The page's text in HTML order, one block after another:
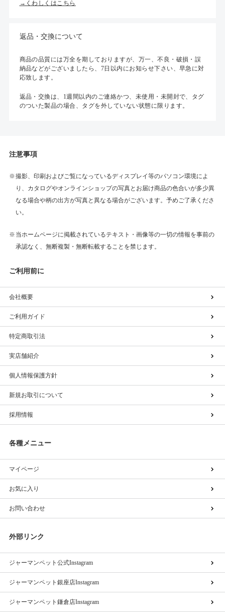
→くわしくはこちら
返品・交換について
商品の品質には万全を期しておりますが、万一、不良・破損・誤
納品などがございましたら、7日以内にお知らせ下さい、早急に対
応致します。
返品・交換は、1週間以内のご連絡かつ、未使用・未開封で、タグ
のついた製品の場合、タグを外していない状態に限ります。
注意事項
撮影、印刷およびご覧になっているディスプレイ等のパソコン環境によ
り、カタログやオンラインショップの写真とお届け商品の色合いが多少異
なる場合や柄の出方が写真と異なる場合がございます。予めご了承くださ
い。
当ホームページに掲載されているテキスト・画像等の一切の情報を事前の
承認なく、無断複製・無断転載することを禁じます。
ご利用前に
会社概要
ご利用ガイド
特定商取引法
実店舗紹介
個人情報保護方針
新規お取引について
採用情報
各種メニュー
マイページ
お気に入り
お問い合わせ
外部リンク
ジャーマンペット公式Instagram
ジャーマンペット銀座店Instagram
ジャーマンペット鎌倉店Instagram